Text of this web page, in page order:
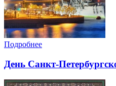
Подробнее
День Санкт-